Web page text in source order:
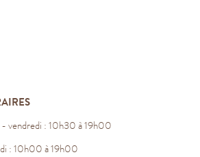
- vendredi : 10h30 à 19h00
: 10h00 à 19h00